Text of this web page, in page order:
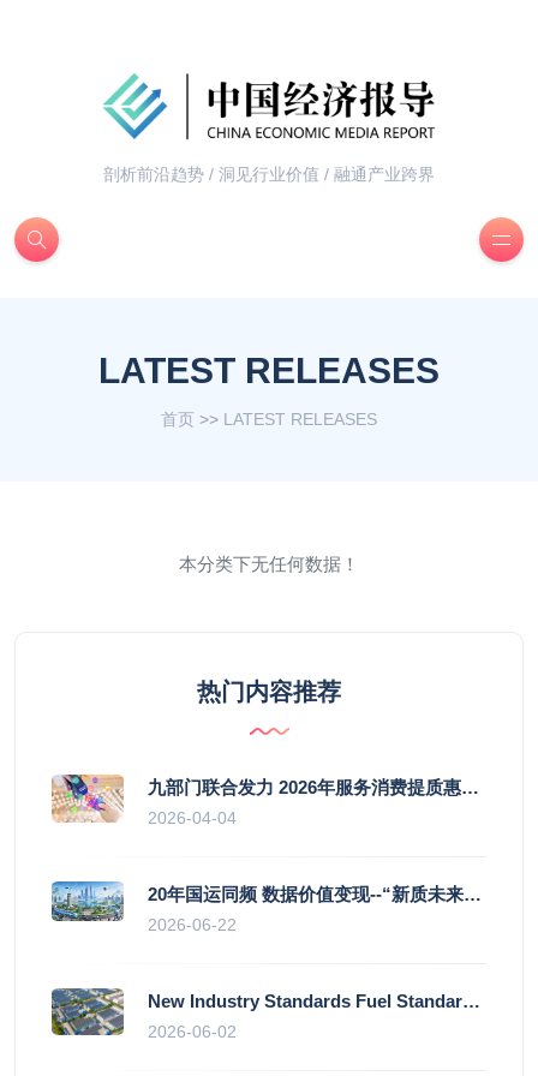
剖析前沿趋势 / 洞见行业价值 / 融通产业跨界
LATEST RELEASES
首页 >> LATEST RELEASES
本分类下无任何数据！
热门内容推荐
九部门联合发力 2026年服务消费提质惠民行动启幕
2026-04-04
20年国运同频 数据价值变现--“新质未来”平台开启产业通证新时代
2026-06-22
New Industry Standards Fuel Standardised and Scaled Growth of China’s Embodied Intelligence Sector
2026-06-02